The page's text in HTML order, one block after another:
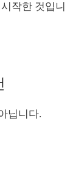
작한 것입니
닙니다.